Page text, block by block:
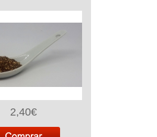
2,40€